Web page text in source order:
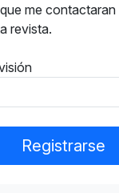
me
revista.
Registrarse